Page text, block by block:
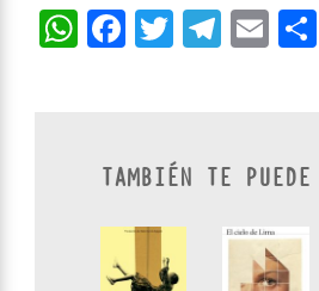
WhatsApp
Facebook
Twitter
TAMBIÉN TE